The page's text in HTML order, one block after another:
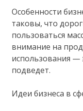
Особенности
таковы, что
пользоваться
внимание на
использования —
подведет.
Идеи бизнеса в